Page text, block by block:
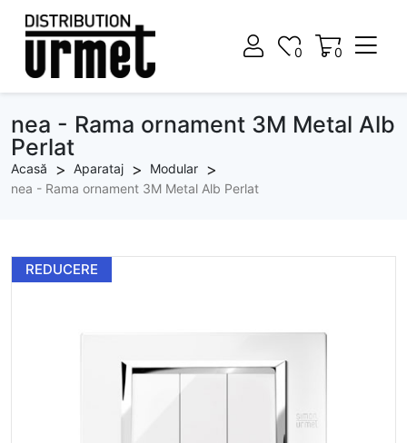
0
0 0
nea - Rama ornament 3M Metal Alb
Perlat
Acasă Aparataj
Modular
nea - Rama ornament 3M Metal Alb Perlat
REDUCERE